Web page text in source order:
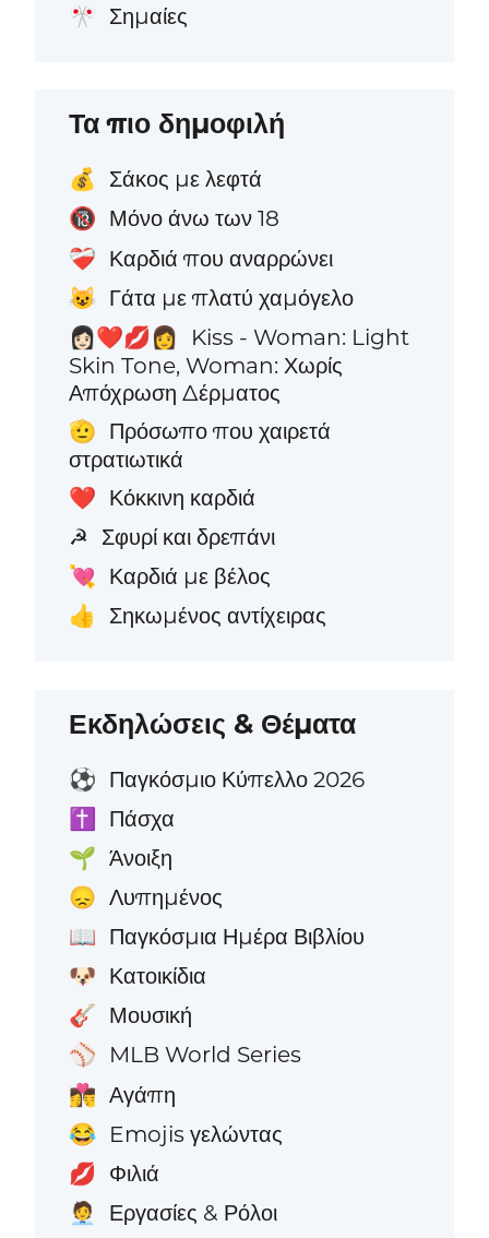
🎌 Σημαίες
Τα πιο δημοφιλή
💰 Σάκος με λεφτά
🔞 Μόνο άνω των 18
❤️‍🩹 Καρδιά που αναρρώνει
😺 Γάτα με πλατύ χαμόγελο
👩🏻‍❤️‍💋‍👩
Kiss - Woman: Light
Skin Tone, Woman: Χωρίς
Απόχρωση Δέρματος
🫡 Πρόσωπο που χαιρετά
στρατιωτικά
❤️ Κόκκινη καρδιά
☭ Σφυρί και δρεπάνι
💘 Καρδιά με βέλος
👍 Σηκωμένος αντίχειρας
Εκδηλώσεις & Θέματα
⚽ Παγκόσμιο Κύπελλο 2026
✝️ Πάσχα
🌱 Άνοιξη
😞 Λυπημένος
📖 Παγκόσμια Ημέρα Βιβλίου
🐶 Κατοικίδια
🎸 Μουσική
⚾ MLB World Series
👩‍❤️‍💋‍👨 Αγάπη
😂 Emojis γελώντας
💋 Φιλιά
🧑‍💼
Εργασίες & Ρόλοι